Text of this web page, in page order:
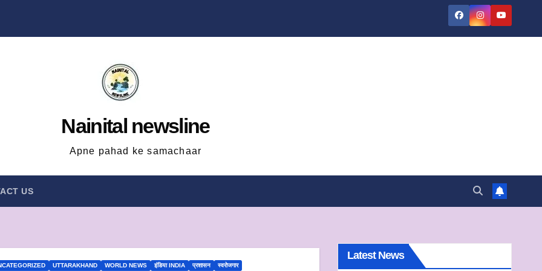
Nainital newsline
Apne pahad ke samachaar
US
UTTARAKHAND WORLD NEWS इंडिया INDIA प्रशासन स्वरोजगार
Latest News